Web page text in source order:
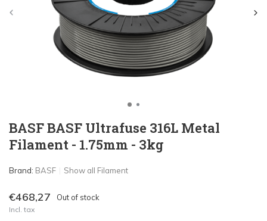
BASF BASF Ultrafuse 316L Metal
Filament - 1.75mm - 3kg
Brand: BASF Show all Filament
€468,27 Out of stock
Incl. tax